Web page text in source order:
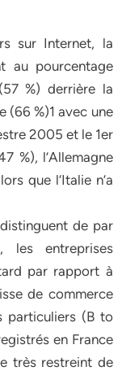
sur Internet, la
au pourcentage
%) derrière la
(66 %)1 avec une
2005 et le 1er
%), l’Allemagne
que l’Italie n’a
de par
les entreprises
par rapport à
de commerce
particuliers (B to
en France
très restreint de